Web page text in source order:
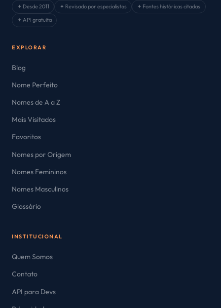
✦ Desde 2011 ✦ Revisado por especialistas
✦ Fontes históricas citadas
✦ API gratuita
EXPLORAR
Blog
Nome Perfeito
Nomes de A a Z
Mais Visitados
Favoritos
Nomes por Origem
Nomes Femininos
Nomes Masculinos
Glossário
INSTITUCIONAL
Quem Somos
Contato
API para Devs